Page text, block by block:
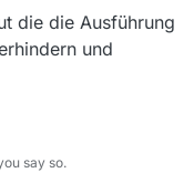
die die Ausführung
und
say so.